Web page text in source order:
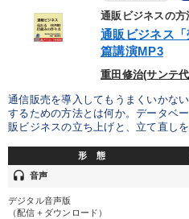
通販ビジネスの
通販ビジネス
篇講演MP3
重田修治(サンテ
通信販売を導入してもうまくいかな
するための方法とは何か。データベ
販ビジネスの立ち上げと、立て直し
形 態
headset 音声
デジタル音声版
（配信＋ダウンロード）